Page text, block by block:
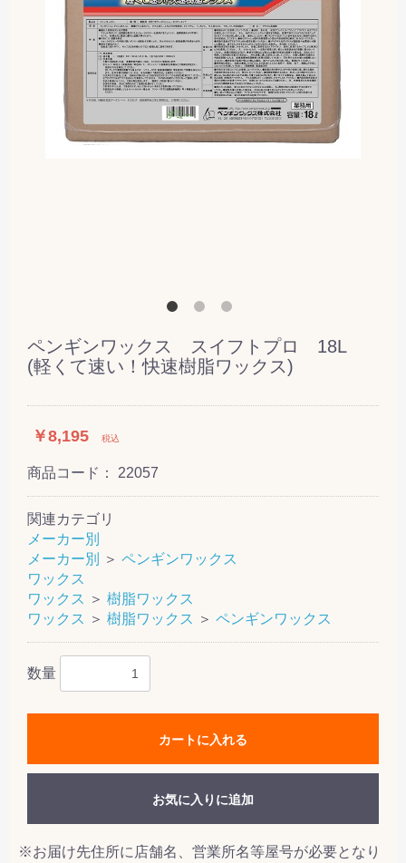
ペンギンワックス スイフトプロ 18L
(軽くて速い！快速樹脂ワックス)
￥8,195 税込
商品コード： 22057
関連カテゴリ
メーカー別
メーカー別
＞ ペンギンワックス
ワックス
ワックス ＞ 樹脂ワックス
ワックス ＞ 樹脂ワックス ＞ ペンギンワックス
数量
カートに入れる
お気に入りに追加
※お届け先住所に店舗名、営業所名等屋号が必要となり